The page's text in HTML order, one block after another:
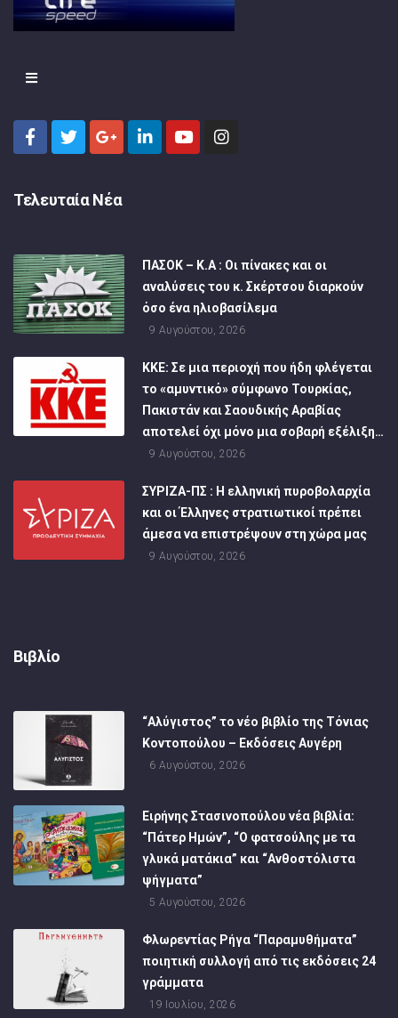
Τελευταία Νέα
ΠΑΣΟΚ – Κ.Α : Οι πίνακες και οι
αναλύσεις του κ. Σκέρτσου διαρκούν
όσο ένα ηλιοβασίλεμα
9 Αυγούστου, 2026
ΚΚΕ: Σε μια περιοχή που ήδη φλέγεται
το «αμυντικό» σύμφωνο Τουρκίας,
Πακιστάν και Σαουδικής Αραβίας
αποτελεί όχι μόνο μια σοβαρή εξέλιξη…
9 Αυγούστου, 2026
ΣΥΡΙΖΑ-ΠΣ : Η ελληνική πυροβολαρχία
και οι Έλληνες στρατιωτικοί πρέπει
άμεσα να επιστρέψουν στη χώρα μας
9 Αυγούστου, 2026
Βιβλίο
“Αλύγιστος” το νέο βιβλίο της Τόνιας
Κοντοπούλου – Εκδόσεις Αυγέρη
6 Αυγούστου, 2026
Ειρήνης Στασινοπούλου νέα βιβλία:
“Πάτερ Ημών”, “Ο φατσούλης με τα
γλυκά ματάκια” και “Ανθοστόλιστα
ψήγματα”
5 Αυγούστου, 2026
Φλωρεντίας Ρήγα “Παραμυθήματα”
ποιητική συλλογή από τις εκδόσεις 24
γράμματα
19 Ιουλίου, 2026